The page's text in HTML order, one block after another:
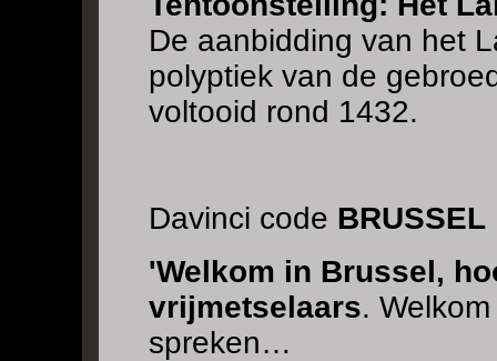
De aanbidding van het
polyptiek van de
voltooid rond 1432.
Davinci code BRUSSEL
'Welkom in Brussel,
vrijmetselaars.
spreken…